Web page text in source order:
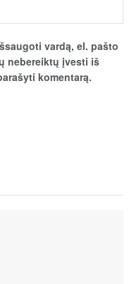
vardą, el. pašto
nebereiktų įvesti iš
komentarą.